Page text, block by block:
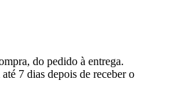
do pedido à entrega.
até 7 dias depois de receber o